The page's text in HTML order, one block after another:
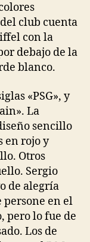
club cuenta
con la
debajo de la
blanco.
«PSG», y
La
sencillo
en rojo y
Otros
Sergio
de alegría
persone en el
pero lo fue de
Los de